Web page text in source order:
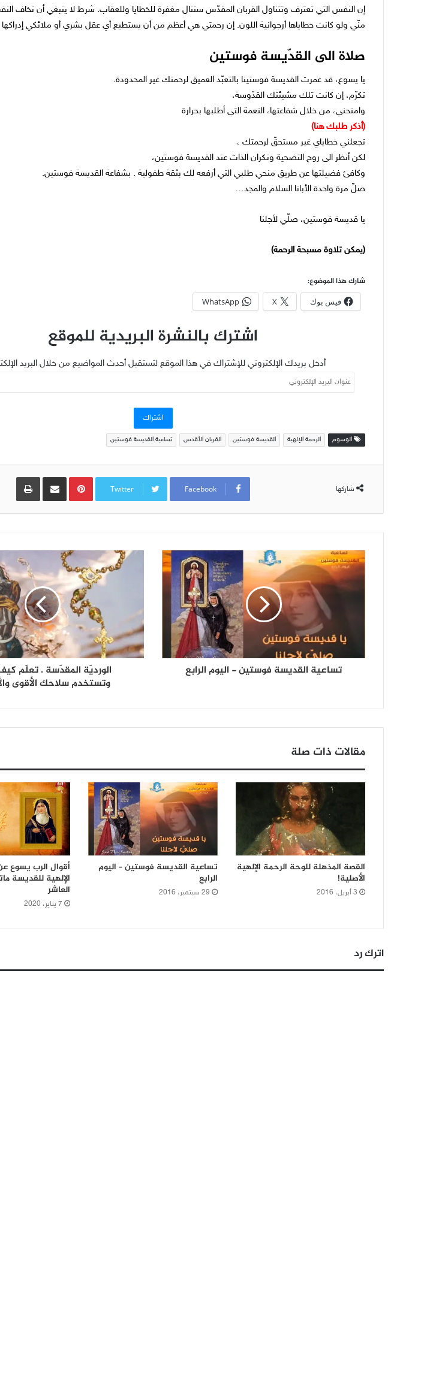
إن النفس التي تعترف وتتناول القربان المقدّس ستنال مغفرة للخطايا وللعقاب. شرط لا ينبغي أن تخاف
منّي ولو كانت خطاياها أرجوانية اللون. إن رحمتي هي أعظم من أن يستطيع أي عقل بشري أو ملائكي إدراكها
صلاة الى القدّيسة فوستين
يا يسوع، قد غمرت القديسة فوستينا بالتعبّد العميق لرحمتك غير المحدودة.
تكرّم، إن كانت تلك مشيئتك القدّوسة،
وامنحني، من خلال شفاعتها، النعمة التي أطلبها بحرارة
(أذكر طلبك هنا)
تجعلني خطاياي غير مستحقّ لرحمتك ،
لكن أنظر الى روح التضحية ونكران الذات عند القديسة فوستين،
وكافئ فضيلتها عن طريق منحي طلبي التي أرفعه لك بثقة طفولية . بشفاعة القديسة فوستين.
صلِّ مرة واحدة الأبانا السلام والمجد…
يا قديسة فوستين، صلّي لأجلنا
(يمكن تلاوة مسبحة الرحمة)
شارك هذا الموضوع:
فيس بوك X
WhatsApp
اشترك بالنشرة البريدية للموقع
أدخل بريدك الإلكتروني للإشتراك في هذا الموقع لتستقبل أحدث المواضيع من خلال البريد
عنوان
البريد
اشتراك
الوسوم الرحمة الإلهية القديسة فوستين القربان الأقدس تساعية القديسة فوستين
شاركها Facebook
Twitter
Pinterestمشاركة عبر البريد طباعة
تساعية القديسة فوستين - اليوم الرابع
الورديّة المقدّسة . تعلّم
وتستخدم سلاحك الأقوى
مقالات ذات صلة
القصة المذهلة للوحة الرحمة الإلهية
الأصلية!
3 أبريل، 2016
تساعية القديسة فوستين – اليوم
الرابع
29 سبتمبر، 2016
أقوال الرب يسوع
الإلهية للقديسة
العاشر
7 يناير، 2020
اترك رد